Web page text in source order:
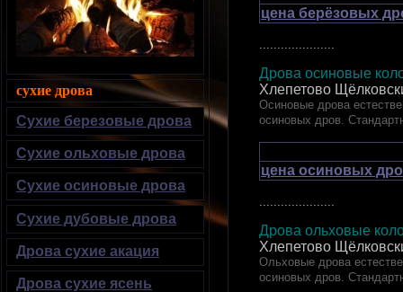
цена берёзовых
Дрова осиновые
Хлепетово
Осиновые дрова
осиновых дров.
цена осиновых
Дрова ольховые
Хлепетово
Ольховые дрова
осиновых дров.
сухие дрова
Сухие березовые дрова
Сухие ольховые дрова
Сухие осиновые дрова
Сухие дубовые дрова
Дрова сухие акация
Дрова сухие ясень